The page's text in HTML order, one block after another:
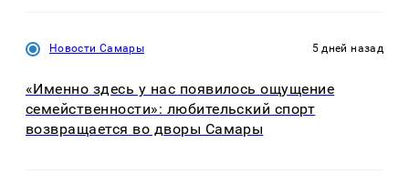
Новости Самары 5 дней назад
«Именно здесь у нас появилось ощущение
семейственности»: любительский спорт
возвращается во дворы Самары